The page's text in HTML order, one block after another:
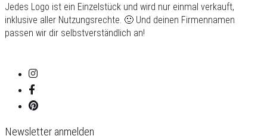
Jedes Logo ist ein Einzelstück und wird nur einmal verkauft,
inklusive aller Nutzungsrechte. 🙂 Und deinen Firmennamen
passen wir dir selbstverständlich an!
Newsletter anmelden